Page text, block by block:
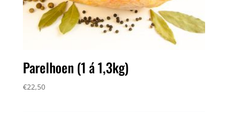
Parelhoen (1 á 1,3kg)
€22,50